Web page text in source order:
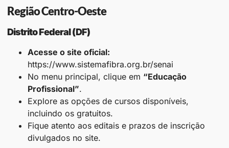
Região Centro-Oeste
Distrito Federal (DF)
Acesse o site oficial:
https://www.sistemafibra.org.br/senai
No menu principal, clique em “Educação
Profissional”.
Explore as opções de cursos disponíveis,
incluindo os gratuitos.
Fique atento aos editais e prazos de inscrição
divulgados no site.​